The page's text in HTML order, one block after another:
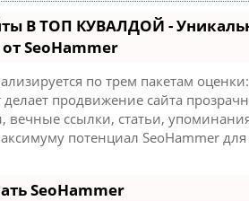
В ТОП КУВАЛДОЙ -
SeoHammer
по трем пакетам
делает продвижение сайта
вечные ссылки, статьи,
потенциал SeoHammer
SeoHammer